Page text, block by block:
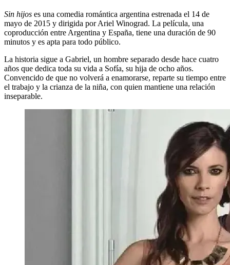
Sin hijos es una comedia romántica argentina estrenada el 14 de
mayo de 2015 y dirigida por Ariel Winograd. La película, una
coproducción entre Argentina y España, tiene una duración de 90
minutos y es apta para todo público.
La historia sigue a Gabriel, un hombre separado desde hace cuatro
años que dedica toda su vida a Sofía, su hija de ocho años.
Convencido de que no volverá a enamorarse, reparte su tiempo entre
el trabajo y la crianza de la niña, con quien mantiene una relación
inseparable.